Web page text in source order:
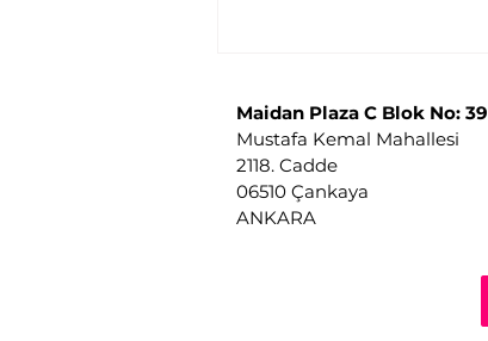
Maidan Plaza C Blok No: 39
Mustafa Kemal Mahallesi
2118. Cadde
06510 Çankaya
ANKARA